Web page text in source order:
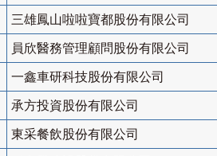
三雄鳳山啦啦寶都股份有限公司
員欣醫務管理顧問股份有限公司
一鑫車研科技股份有限公司
承方投資股份有限公司
東采餐飲股份有限公司